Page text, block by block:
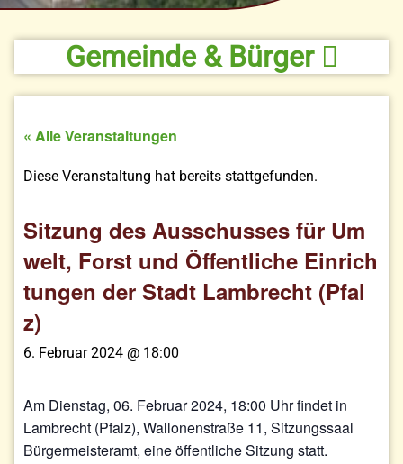
Gemeinde & Bürger
« Alle Veranstaltungen
Diese Veranstaltung hat bereits stattgefunden.
Sitzung des Ausschusses für Um
welt, Forst und Öffentliche Einrich
tungen der Stadt Lambrecht (Pfal
z)
6. Februar 2024 @ 18:00
Am Dienstag, 06. Februar 2024, 18:00 Uhr findet in
Lambrecht (Pfalz), Wallonenstraße 11, Sitzungssaal
Bürgermeisteramt, eine öffentliche Sitzung statt.